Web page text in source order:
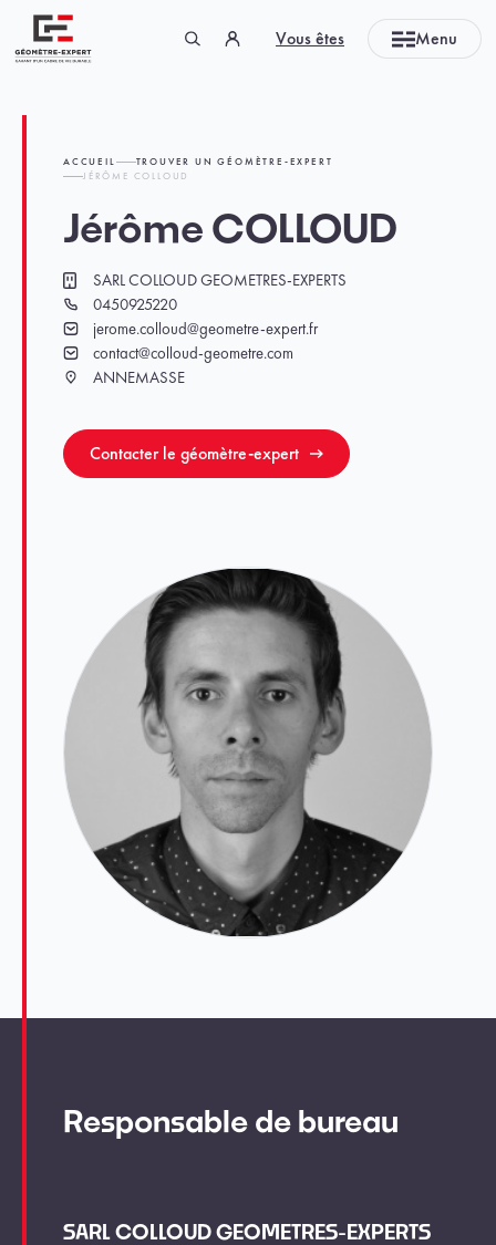
Vous êtes Menu
ACCUEIL
TROUVER UN GÉOMÈTRE-EXPERT
JÉRÔME COLLOUD
Jérôme COLLOUD
CabinetSARL COLLOUD GEOMETRES-EXPERTS
Téléphone
0450925220
Emailjerome.colloud@geometre-expert.fr
Emailcontact@colloud-geometre.com
Ville
ANNEMASSE
Contacter le géomètre-expert
Responsable de bureau
SARL COLLOUD GEOMETRES-EXPERTS
Panneau de gestion des cookies